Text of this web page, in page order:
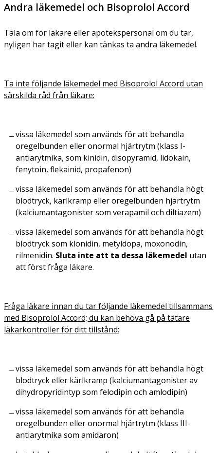
Andra läkemedel och Bisoprolol Accord
Tala om för läkare eller apotekspersonal om du tar,
nyligen har tagit eller kan tänkas ta andra läkemedel.
Ta inte följande läkemedel med Bisoprolol Accord utan
särskilda råd från läkare:
vissa läkemedel som används för att behandla
oregelbunden eller onormal hjärtrytm (klass I-
antiarytmika, som kinidin, disopyramid, lidokain,
fenytoin, flekainid, propafenon)
vissa läkemedel som används för att behandla högt
blodtryck, kärlkramp eller oregelbunden hjärtrytm
(kalciumantagonister som verapamil och diltiazem)
vissa läkemedel som används för att behandla högt
blodtryck som klonidin, metyldopa, moxonodin,
rilmenidin. Sluta inte att ta dessa läkemedel utan
att först fråga läkare.
Fråga läkare innan du tar följande läkemedel tillsammans
med Bisoprolol Accord; du kan behöva gå på tätare
läkarkontroller för ditt tillstånd:
vissa läkemedel som används för att behandla högt
blodtryck eller kärlkramp (kalciumantagonister av
dihydropyridintyp som felodipin och amlodipin)
vissa läkemedel som används för att behandla
oregelbunden eller onormal hjärtrytm (klass III-
antiarytmika som amidaron)